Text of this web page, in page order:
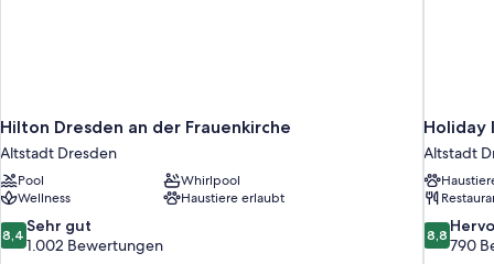
Hilton Dresden an der Frauenkirche
Altstadt Dresden
Pool
Whirlpool
Wellness
Haustiere erlaubt
8.4
von
8,4 Sehr gut
1.002 Bewertungen
Holiday
Altstadt
8.8
von
8,8
790